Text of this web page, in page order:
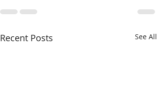
Recent Posts See All